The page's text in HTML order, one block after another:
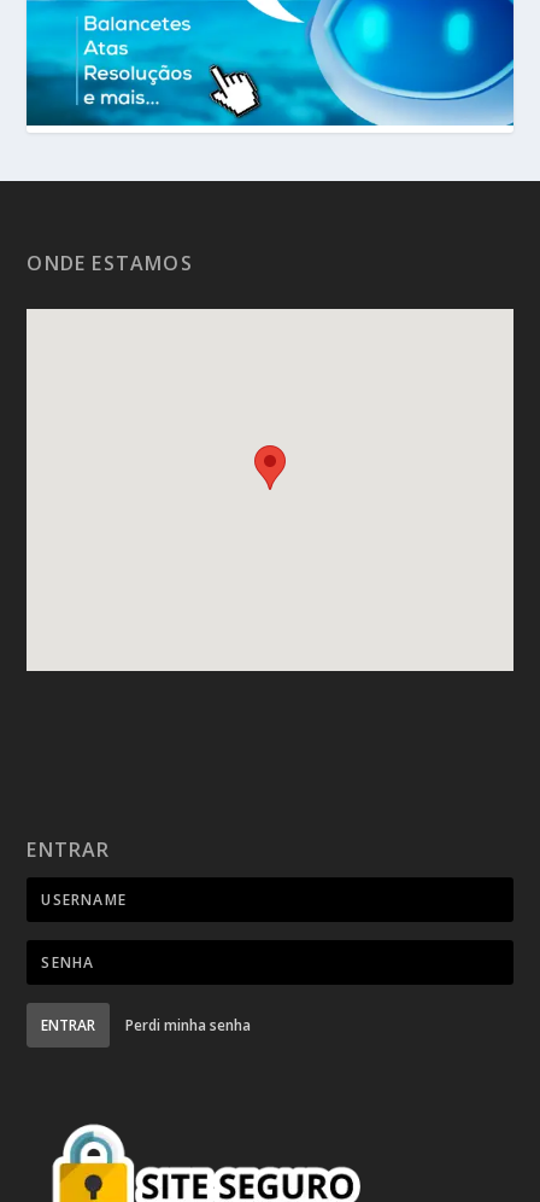
ONDE ESTAMOS
ENTRAR
ENTRAR Perdi minha senha